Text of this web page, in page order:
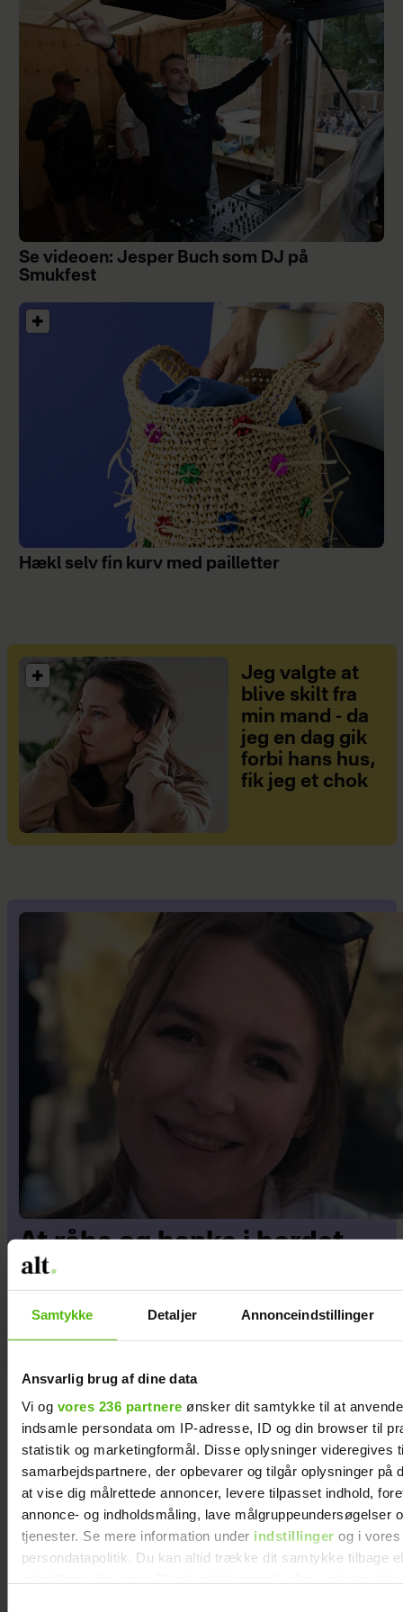
Samtykke Detaljer Annonceindstillinger
Ansvarlig brug af dine data
Vi og vores 236 partnere ønsker dit samtykke til at
indsamle persondata om IP-adresse, ID og din browser til
statistik og marketingformål. Disse oplysninger videregives
samarbejdspartnere, der opbevarer og tilgår oplysninger på
at vise dig målrettede annoncer, levere tilpasset indhold,
annonce- og indholdsmåling, lave målgruppeundersøgelser
tjenester. Se mere information under indstillinger og i vores
persondatapolitik. Du kan altid trække dit samtykke tilbage
Se videoen: Jesper Buch som DJ på
Smukfest
Hækl selv fin kurv med pailletter
Jeg valgte at
blive skilt fra
min mand - da
jeg en dag gik
forbi hans hus,
fik jeg et chok
At råbe og banke i bordet
var helt almindeligt for
Maria Jencel, men én
sætning ændrede det